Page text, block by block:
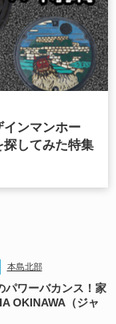
インマンホー
探してみた特集
本島北部
パワーバカンス！家
OKINAWA（ジャ